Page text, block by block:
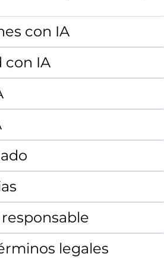
con IA
con IA
legales